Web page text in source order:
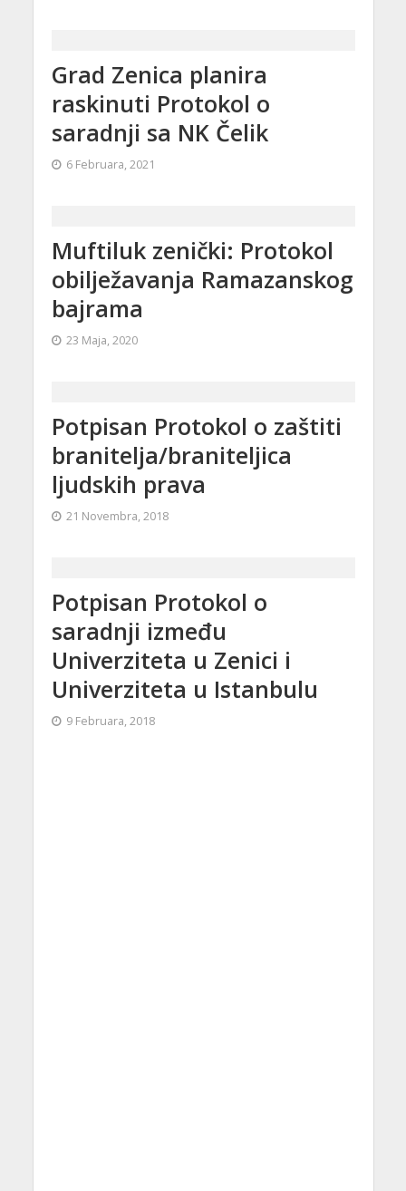
Grad Zenica planira
raskinuti Protokol o
saradnji sa NK Čelik
6 Februara, 2021
Muftiluk zenički: Protokol
obilježavanja Ramazanskog
bajrama
23 Maja, 2020
Potpisan Protokol o zaštiti
branitelja/braniteljica
ljudskih prava
21 Novembra, 2018
Potpisan Protokol o
saradnji između
Univerziteta u Zenici i
Univerziteta u Istanbulu
9 Februara, 2018